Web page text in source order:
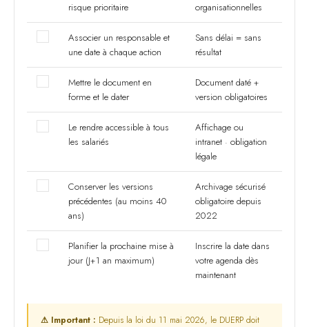
risque prioritaire
organisationnelles
Associer un responsable et
une date à chaque action
Sans délai = sans
résultat
Mettre le document en
forme et le dater
Document daté +
version obligatoires
Le rendre accessible à tous
les salariés
Affichage ou
intranet · obligation
légale
Conserver les versions
précédentes (au moins 40
ans)
Archivage sécurisé
obligatoire depuis
2022
Planifier la prochaine mise à
jour (J+1 an maximum)
Inscrire la date dans
votre agenda dès
maintenant
⚠ Important : Depuis la loi du 11 mai 2026, le DUERP doit